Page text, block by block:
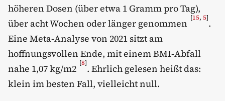
höheren Dosen (über etwa 1 Gramm pro Tag),
über acht Wochen oder länger genommen [15, 5].
Eine Meta-Analyse von 2021 sitzt am
hoffnungsvollen Ende, mit einem BMI-Abfall
nahe 1,07 kg/m2 [8]. Ehrlich gelesen heißt das:
klein im besten Fall, vielleicht null.